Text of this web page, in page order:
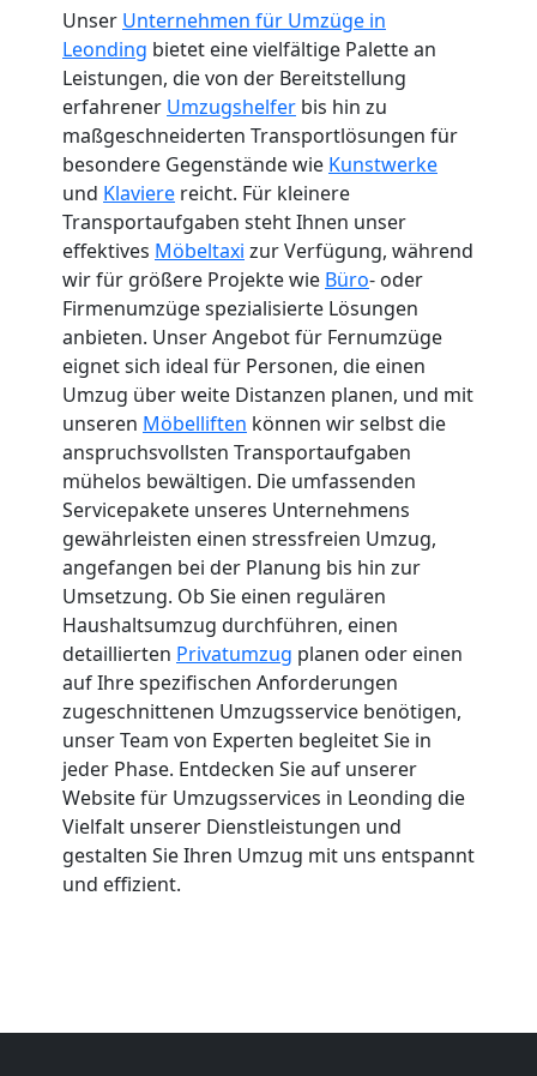
Unser Unternehmen für Umzüge in
Leonding bietet eine vielfältige Palette an
Leistungen, die von der Bereitstellung
erfahrener Umzugshelfer bis hin zu
maßgeschneiderten Transportlösungen für
besondere Gegenstände wie Kunstwerke
und Klaviere reicht. Für kleinere
Transportaufgaben steht Ihnen unser
effektives Möbeltaxi zur Verfügung, während
wir für größere Projekte wie Büro- oder
Firmenumzüge spezialisierte Lösungen
anbieten. Unser Angebot für Fernumzüge
eignet sich ideal für Personen, die einen
Umzug über weite Distanzen planen, und mit
unseren Möbelliften können wir selbst die
anspruchsvollsten Transportaufgaben
mühelos bewältigen. Die umfassenden
Servicepakete unseres Unternehmens
gewährleisten einen stressfreien Umzug,
angefangen bei der Planung bis hin zur
Umsetzung. Ob Sie einen regulären
Haushaltsumzug durchführen, einen
detaillierten Privatumzug planen oder einen
auf Ihre spezifischen Anforderungen
zugeschnittenen Umzugsservice benötigen,
unser Team von Experten begleitet Sie in
jeder Phase. Entdecken Sie auf unserer
Website für Umzugsservices in Leonding die
Vielfalt unserer Dienstleistungen und
gestalten Sie Ihren Umzug mit uns entspannt
und effizient.